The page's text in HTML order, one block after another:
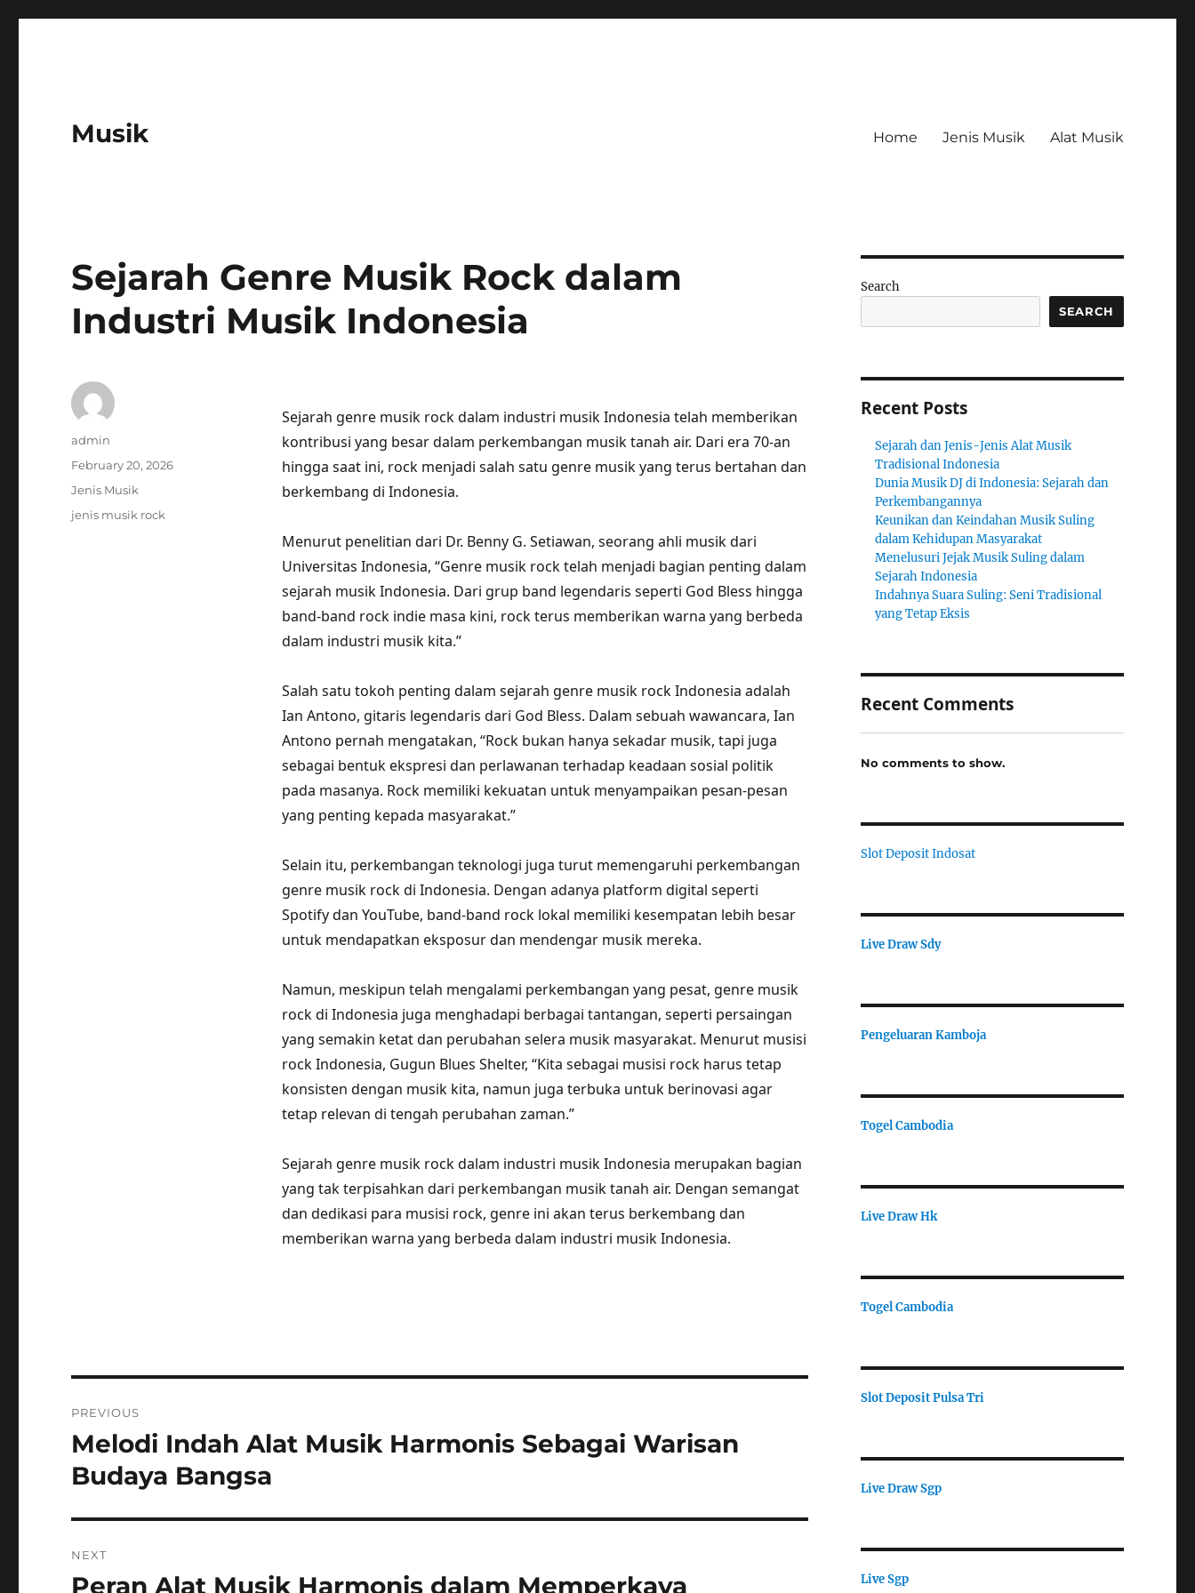
Musik Home Jenis Musik Alat Musik
Sejarah Genre Musik Rock dalam
Industri Musik Indonesia
Sejarah genre musik rock dalam industri musik Indonesia telah memberikan
kontribusi yang besar dalam perkembangan musik tanah air. Dari era 70-an
hingga saat ini, rock menjadi salah satu genre musik yang terus bertahan dan
berkembang di Indonesia.
Menurut penelitian dari Dr. Benny G. Setiawan, seorang ahli musik dari
Universitas Indonesia, “Genre musik rock telah menjadi bagian penting dalam
sejarah musik Indonesia. Dari grup band legendaris seperti God Bless hingga
band-band rock indie masa kini, rock terus memberikan warna yang berbeda
dalam industri musik kita.”
Salah satu tokoh penting dalam sejarah genre musik rock Indonesia adalah
Ian Antono, gitaris legendaris dari God Bless. Dalam sebuah wawancara, Ian
Antono pernah mengatakan, “Rock bukan hanya sekadar musik, tapi juga
sebagai bentuk ekspresi dan perlawanan terhadap keadaan sosial politik
pada masanya. Rock memiliki kekuatan untuk menyampaikan pesan-pesan
yang penting kepada masyarakat.”
Selain itu, perkembangan teknologi juga turut memengaruhi perkembangan
genre musik rock di Indonesia. Dengan adanya platform digital seperti
Spotify dan YouTube, band-band rock lokal memiliki kesempatan lebih besar
untuk mendapatkan eksposur dan mendengar musik mereka.
Namun, meskipun telah mengalami perkembangan yang pesat, genre musik
rock di Indonesia juga menghadapi berbagai tantangan, seperti persaingan
yang semakin ketat dan perubahan selera musik masyarakat. Menurut musisi
rock Indonesia, Gugun Blues Shelter, “Kita sebagai musisi rock harus tetap
konsisten dengan musik kita, namun juga terbuka untuk berinovasi agar
tetap relevan di tengah perubahan zaman.”
Sejarah genre musik rock dalam industri musik Indonesia merupakan bagian
yang tak terpisahkan dari perkembangan musik tanah air. Dengan semangat
dan dedikasi para musisi rock, genre ini akan terus berkembang dan
memberikan warna yang berbeda dalam industri musik Indonesia.
Author
admin
Posted
February 20, 2026
Categories
Jenis Musik
Tags
jenis musik rock
navigation
PREVIOUS
Previous
post:
Melodi Indah Alat Musik Harmonis Sebagai Warisan
Budaya Bangsa
NEXT
Next
Peran Alat Musik Harmonis dalam Memperkaya
Search
SEARCH
Recent Posts
Sejarah dan Jenis-Jenis Alat Musik
Tradisional Indonesia
Dunia Musik DJ di Indonesia: Sejarah dan
Perkembangannya
Keunikan dan Keindahan Musik Suling
dalam Kehidupan Masyarakat
Menelusuri Jejak Musik Suling dalam
Sejarah Indonesia
Indahnya Suara Suling: Seni Tradisional
yang Tetap Eksis
Recent Comments
No comments to show.
Slot Deposit Indosat
Live Draw Sdy
Pengeluaran Kamboja
Togel Cambodia
Live Draw Hk
Togel Cambodia
Slot Deposit Pulsa Tri
Live Draw Sgp
Live Sgp